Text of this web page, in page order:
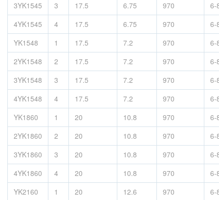
3YK1545
3 17.5 6.75 970
6-
4YK1545
4 17.5 6.75 970
6-
YK1548
1 17.5 7.2 970
6-
2YK1548
2 17.5 7.2 970
6-
3YK1548
3 17.5 7.2 970
6-
4YK1548
4 17.5 7.2 970
6-
YK1860
1 20 10.8 970
6-
2YK1860
2 20 10.8 970
6-
3YK1860
3 20 10.8 970
6-
4YK1860
4 20 10.8 970
6-
YK2160
1 20 12.6 970
6-